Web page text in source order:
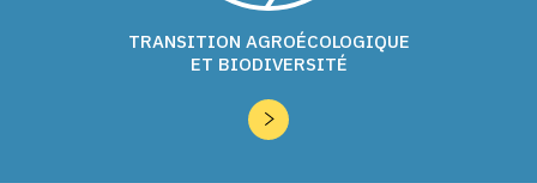
TRANSITION AGROÉCOLOGIQUE
ET BIODIVERSITÉ